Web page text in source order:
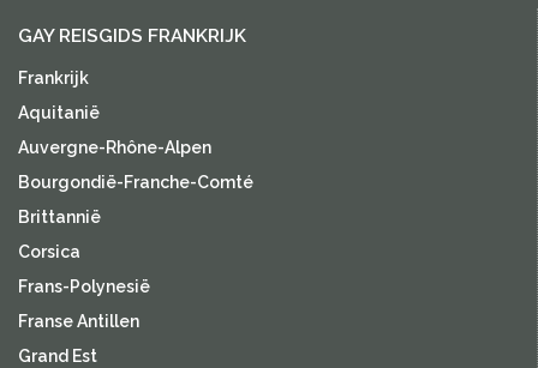
GAY REISGIDS FRANKRIJK
Frankrijk
Aquitanië
Auvergne-Rhône-Alpen
Bourgondië-Franche-Comté
Brittannië
Corsica
Frans-Polynesië
Franse Antillen
Grand Est